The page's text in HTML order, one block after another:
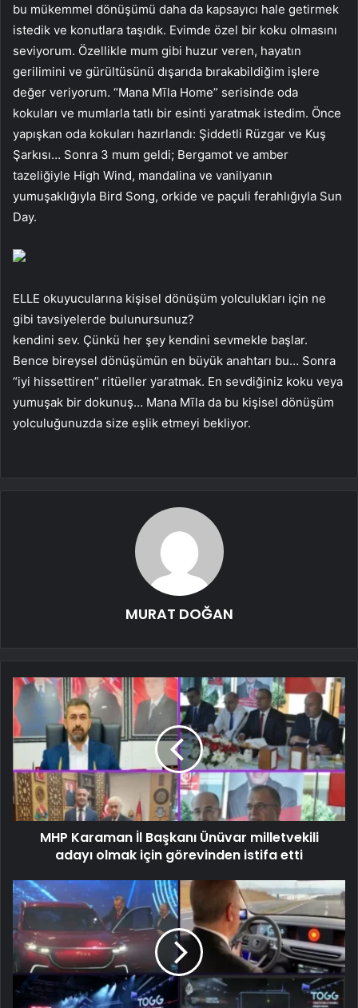
bu mükemmel dönüşümü daha da kapsayıcı hale getirmek
istedik ve konutlara taşıdık. Evimde özel bir koku olmasını
seviyorum. Özellikle mum gibi huzur veren, hayatın
gerilimini ve gürültüsünü dışarıda bırakabildiğim işlere
değer veriyorum. “Mana Mīla Home” serisinde oda
kokuları ve mumlarla tatlı bir esinti yaratmak istedim. Önce
yapışkan oda kokuları hazırlandı: Şiddetli Rüzgar ve Kuş
Şarkısı… Sonra 3 mum geldi; Bergamot ve amber
tazeliğiyle High Wind, mandalina ve vanilyanın
yumuşaklığıyla Bird Song, orkide ve paçuli ferahlığıyla Sun
Day.
ELLE okuyucularına kişisel dönüşüm yolculukları için ne
gibi tavsiyelerde bulunursunuz?
kendini sev. Çünkü her şey kendini sevmekle başlar.
Bence bireysel dönüşümün en büyük anahtarı bu… Sonra
“iyi hissettiren” ritüeller yaratmak. En sevdiğiniz koku veya
yumuşak bir dokunuş… Mana Mīla da bu kişisel dönüşüm
yolculuğunuzda size eşlik etmeyi bekliyor.
MURAT DOĞAN
MHP Karaman İl Başkanı Ünüvar milletvekili
adayı olmak için görevinden istifa etti